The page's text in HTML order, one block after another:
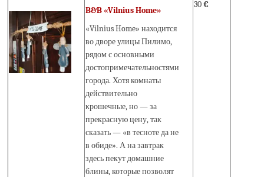
B&B «Vilnius Home»
«Vilnius Home» находится
во дворе улицы Пилимо,
рядом с основными
достопримечательностями
города. Хотя комнаты
действительно
крошечные, но — за
прекрасную цену, так
сказать — «в тесноте да не
в обиде». А на завтрак
здесь пекут домашние
блины, которые позволят
30€